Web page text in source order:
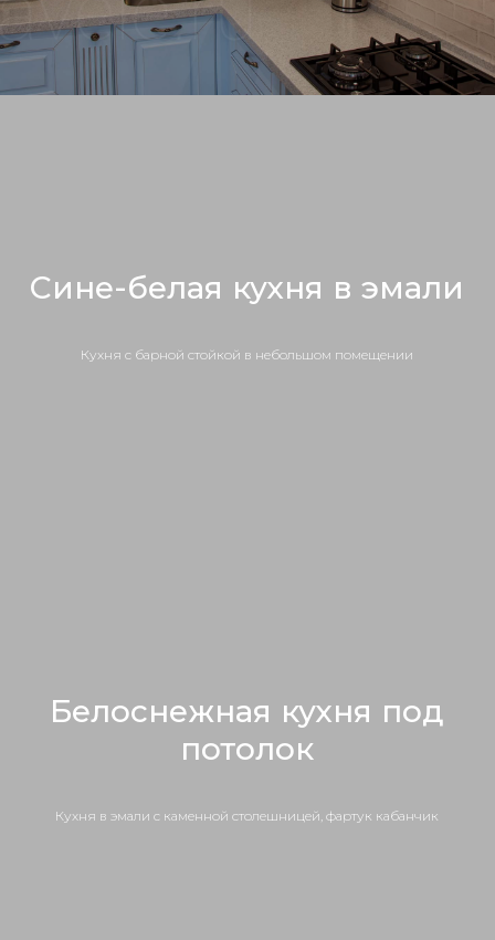
Сине-белая кухня в эмали
Кухня с барной стойкой в небольшом помещении
Белоснежная кухня под
потолок
Кухня в эмали с каменной столешницей, фартук кабанчик